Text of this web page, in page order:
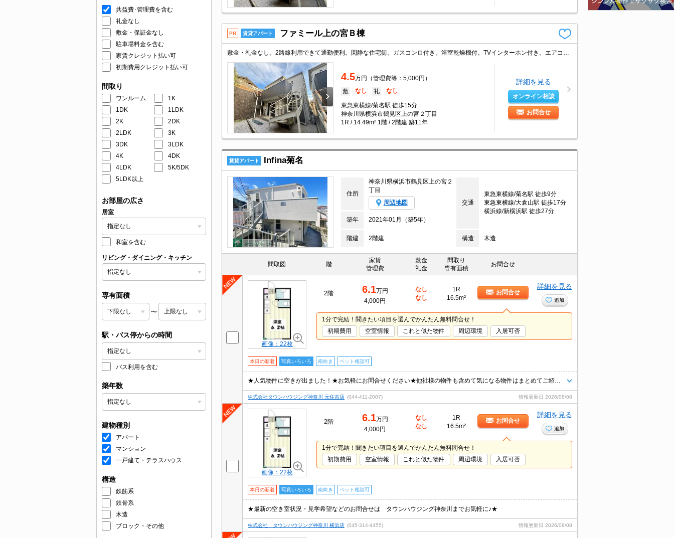
共益費･管理費を含む
礼金なし
敷金・保証金なし
駐車場料金を含む
家賃クレジット払い可
初期費用クレジット払い可
間取り
ワンルーム
1K
1DK
1LDK
2K
2DK
2LDK
3K
3DK
3LDK
4K
4DK
4LDK
5K/5DK
5LDK以上
お部屋の広さ
居室
和室を含む
リビング・ダイニング・キッチン
専有面積
〜
駅・バス停からの時間
バス利用を含む
築年数
建物種別
アパート
マンション
一戸建て・テラスハウス
構造
鉄筋系
鉄骨系
木造
ブロック・その他
PR 賃貸アパート ファミール上の宮Ｂ棟
4.5万円（管理費等：5,000円）
敷 なし 礼 なし
東急東横線/菊名駅 徒歩15分
神奈川県横浜市鶴見区上の宮２丁目
1R / 14.49m² 1階 / 2階建 築11年
詳細を見る
オンライン相談
お問合せ
賃貸アパート Infina菊名
住所
神奈川県横浜市鶴見区上の宮２
丁目
周辺地図 交通
東急東横線/菊名駅 徒歩9分
東急東横線/大倉山駅 徒歩17分
横浜線/新横浜駅 徒歩27分
築年
2021年01月（築5年）
階建 2階建 構造 木造
間取図 階
家賃
管理費
敷金
礼金
間取り
専有面積
お問合せ
画像：22枚
2階 6.1万円
4,000円
なし
なし
1R
16.5m²
お問合せ
詳細を見る
追加
1分で完結！聞きたい項目を選んでかんたん無料問合せ！
初期費用
空室情報 これと似た物件 周辺環境 入居可否
本日の新着 写真いろいろ 南向き ペット相談可
株式会社タウンハウジング神奈川 元住吉店 (044-411-2007) 情報更新日 2026/08/08
画像：22枚
2階 6.1万円
4,000円
なし
なし
1R
16.5m²
お問合せ
詳細を見る
追加
1分で完結！聞きたい項目を選んでかんたん無料問合せ！
初期費用
空室情報 これと似た物件 周辺環境 入居可否
本日の新着 写真いろいろ 南向き ペット相談可
★最新の空き室状況・見学希望などのお問合せは タウンハウジング神奈川までお気軽に♪★
株式会社 タウンハウジング神奈川 横浜店 (045-314-4455) 情報更新日 2026/08/08